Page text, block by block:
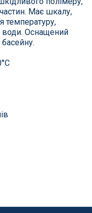
частин. Має шкалу,
температуру,
води. Оснащений